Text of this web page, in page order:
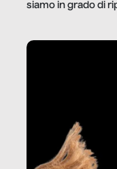
siamo in grado di
dietro gli oggetti e i